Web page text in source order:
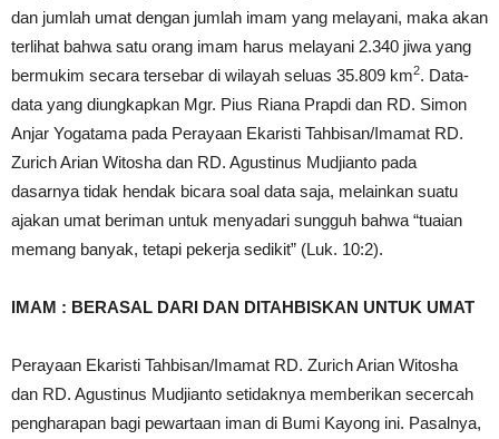
dan jumlah umat dengan jumlah imam yang melayani, maka akan
terlihat bahwa satu orang imam harus melayani 2.340 jiwa yang
bermukim secara tersebar di wilayah seluas 35.809 km2. Data-
data yang diungkapkan Mgr. Pius Riana Prapdi dan RD. Simon
Anjar Yogatama pada Perayaan Ekaristi Tahbisan/Imamat RD.
Zurich Arian Witosha dan RD. Agustinus Mudjianto pada
dasarnya tidak hendak bicara soal data saja, melainkan suatu
ajakan umat beriman untuk menyadari sungguh bahwa “tuaian
memang banyak, tetapi pekerja sedikit” (Luk. 10:2).
IMAM : BERASAL DARI DAN DITAHBISKAN UNTUK UMAT
Perayaan Ekaristi Tahbisan/Imamat RD. Zurich Arian Witosha
dan RD. Agustinus Mudjianto setidaknya memberikan secercah
pengharapan bagi pewartaan iman di Bumi Kayong ini. Pasalnya,